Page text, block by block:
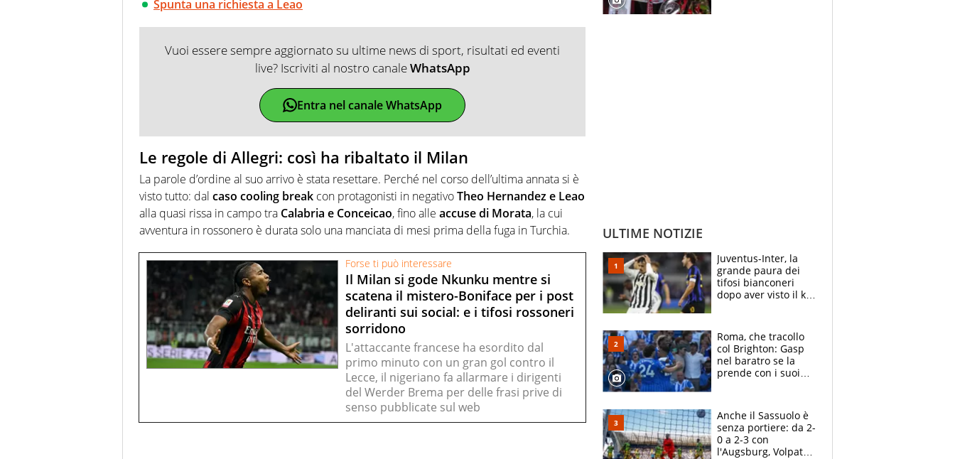
Spunta una richiesta a Leao
Vuoi essere sempre aggiornato su ultime news di sport, risultati ed eventi
live? Iscriviti al nostro canaleWhatsApp
Entra nel canale WhatsApp
Le regole di Allegri: così ha ribaltato il Milan
La parole d’ordine al suo arrivo è stata resettare. Perché nel corso dell’ultima annata si è
visto tutto: dal caso cooling break con protagonisti in negativoTheo Hernandez e Leao
alla quasi rissa in campo tra Calabria e Conceicao, fino alle accuse di Morata, la cui
avventura in rossonero è durata solo una manciata di mesi prima della fuga in Turchia.
Forse ti può interessare
Il Milan si gode Nkunku mentre si
scatena il mistero-Boniface per i post
deliranti sui social: e i tifosi rossoneri
sorridono
L'attaccante francese ha esordito dal
primo minuto con un gran gol contro il
Lecce, il nigeriano fa allarmare i dirigenti
del Werder Brema per delle frasi prive di
senso pubblicate sul web
ULTIME NOTIZIE
Juventus-Inter, la
grande paura dei
tifosi bianconeri
dopo aver visto il ko
Roma, che tracollo
col Brighton: Gasp
nel baratro se la
prende con i suoi
Anche il Sassuolo è
senza portiere: da 2-
0 a 2-3 con
l'Augsburg, Volpato